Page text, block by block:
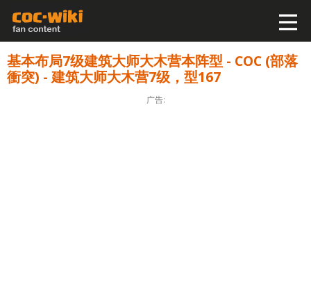
基本布局7级建筑大师大木营本阵型 - COC (部落
衝突) - 建筑大师大木营7级，型167
广告: